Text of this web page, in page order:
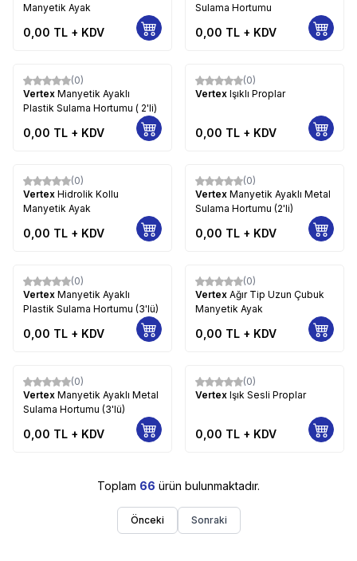
Manyetik Ayak
0,00 TL + KDV
Sulama Hortumu
0,00 TL + KDV
(0)
Vertex Manyetik Ayaklı
Plastik Sulama Hortumu ( 2'li)
0,00 TL + KDV
(0)
Vertex Işıklı Proplar
0,00 TL + KDV
(0)
Vertex Hidrolik Kollu
Manyetik Ayak
0,00 TL + KDV
(0)
Vertex Manyetik Ayaklı Metal
Sulama Hortumu (2'li)
0,00 TL + KDV
(0)
Vertex Manyetik Ayaklı
Plastik Sulama Hortumu (3'lü)
0,00 TL + KDV
(0)
Vertex Ağır Tip Uzun Çubuk
Manyetik Ayak
0,00 TL + KDV
(0)
Vertex Manyetik Ayaklı Metal
Sulama Hortumu (3'lü)
0,00 TL + KDV
(0)
Vertex Işık Sesli Proplar
0,00 TL + KDV
Toplam 66 ürün bulunmaktadır.
Önceki Sonraki